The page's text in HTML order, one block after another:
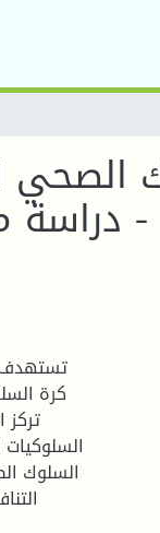
الصحي
- دراسة
تستهدف
كرة
السلوك